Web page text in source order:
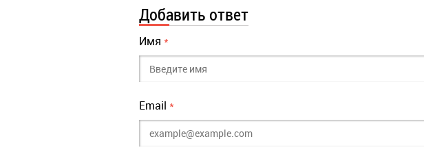
Добавить ответ
Имя *
Email *